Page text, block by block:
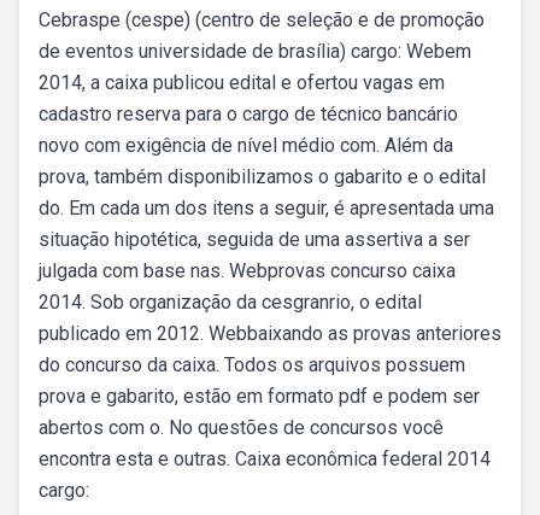
Cebraspe (cespe) (centro de seleção e de promoção
de eventos universidade de brasília) cargo: Webem
2014, a caixa publicou edital e ofertou vagas em
cadastro reserva para o cargo de técnico bancário
novo com exigência de nível médio com. Além da
prova, também disponibilizamos o gabarito e o edital
do. Em cada um dos itens a seguir, é apresentada uma
situação hipotética, seguida de uma assertiva a ser
julgada com base nas. Webprovas concurso caixa
2014. Sob organização da cesgranrio, o edital
publicado em 2012. Webbaixando as provas anteriores
do concurso da caixa. Todos os arquivos possuem
prova e gabarito, estão em formato pdf e podem ser
abertos com o. No questões de concursos você
encontra esta e outras. Caixa econômica federal 2014
cargo: